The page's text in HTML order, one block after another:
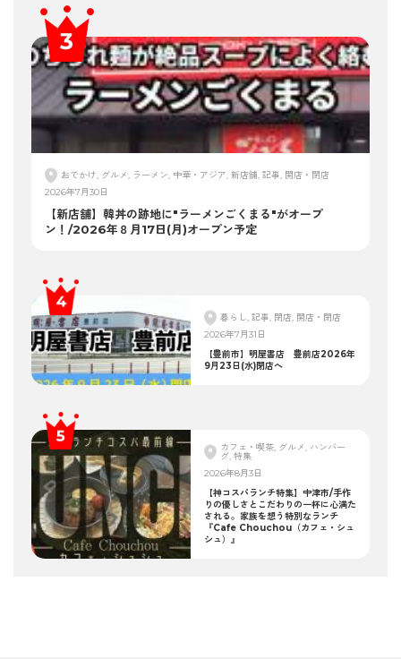
おでかけ, グルメ, ラーメン, 中華・アジア, 新店舗, 記事, 開店・閉店
2026年7月30日
【新店舗】韓丼の跡地に"ラーメンごくまる"がオープ
ン！/2026年８月17日(月)オープン予定
暮らし, 記事, 閉店, 開店・閉店
2026年7月31日
【豊前市】明屋書店 豊前店2026年
9月23日(水)閉店へ
カフェ・喫茶, グルメ, ハンバー
グ, 特集
2026年8月3日
【神コスパランチ特集】中津市/手作
りの優しさとこだわりの一杯に心満た
される。家族を想う特別なランチ
『Cafe Chouchou（カフェ・シュ
シュ）』